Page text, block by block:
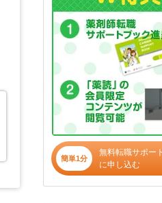
簡単1分
無料転職サポート
に申し込む